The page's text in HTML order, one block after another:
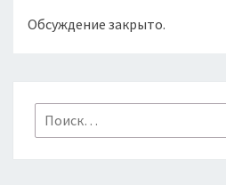
Обсуждение закрыто.
Найти: